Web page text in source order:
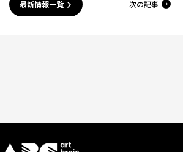
次の記事
最新情報一覧